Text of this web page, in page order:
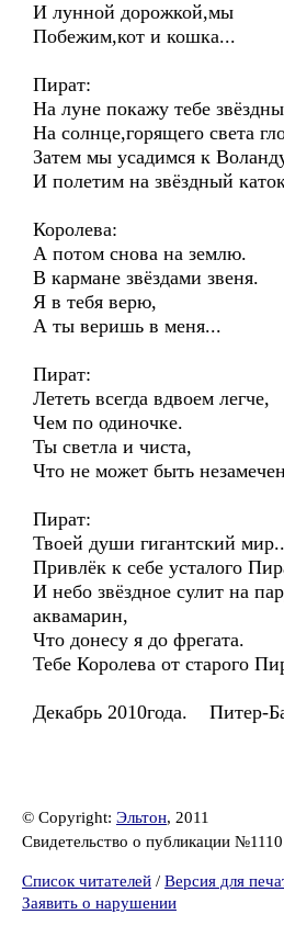
И лунной дорожкой,мы
Побежим,кот и кошка...
Пират:
На луне покажу тебе
На солнце,горящего света
Затем мы усадимся к
И полетим на звёздный
Королева:
А потом снова на землю.
В кармане звёздами звеня.
Я в тебя верю,
А ты веришь в меня...
Пират:
Лететь всегда вдвоем легче,
Чем по одиночке.
Ты светла и чиста,
Что не может быть
Пират:
Твоей души гигантский
Привлёк к себе усталого
И небо звёздное сулит на
аквамарин,
Что донесу я до фрегата.
Тебе Королева от старого
Декабрь 2010года. Питер-
© Copyright: Эльтон, 2011
Свидетельство о публикации
Список читателей / Версия для
Заявить о нарушении